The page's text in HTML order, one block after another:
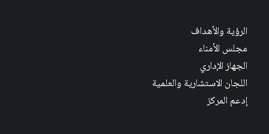
الرؤية والأهداف
مجلس الأمناء
الجهاز الإداري
اللجان الاستشارية والعلمية
إدعم المركز